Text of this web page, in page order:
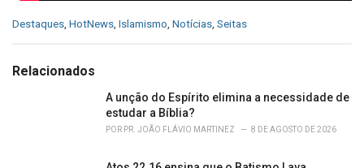
C
e
Destaques, HotNews, Islamismo, Notícias, Seitas
Relacionados
A unção do Espírito elimina a necessidade de
estudar a Bíblia?
POR PR. JOÃO FLÁVIO MARTINEZ 8 DE AGOSTO DE 2026